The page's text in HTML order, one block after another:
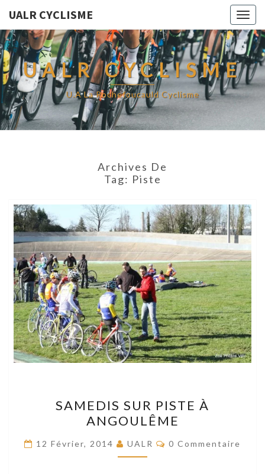
UALR CYCLISME
UALR CYCLISME
U.A La Rochefoucauld Cyclisme
Archives De
Tag: Piste
SUR
PISTE
À
ANGOULÊME
SAMEDIS SUR PISTE À
ANGOULÊME
12 Février, 2014 UALR Commentaires
0 Commentaire